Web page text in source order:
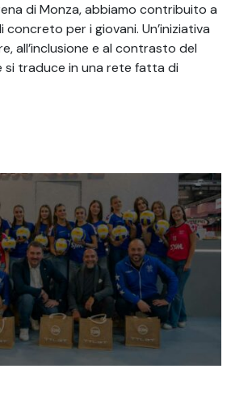
di Monza, abbiamo contribuito a
per i giovani. Un’iniziativa
all’inclusione e al contrasto del
si traduce in una rete fatta di